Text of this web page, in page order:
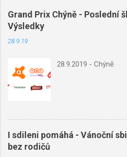
Grand Prix Chýně - Poslední
Výsledky
28.9.19
28.9.2019 - Chýně
I sdileni pomáhá - Vánoční
bez rodičů